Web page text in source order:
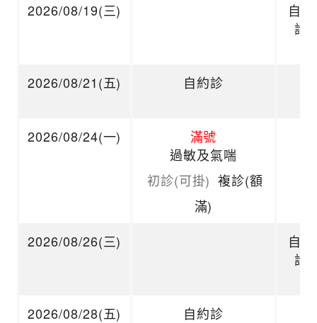
2026/08/19(三)
自約
診
2026/08/21(五) 自約診
2026/08/24(一)
滿號
過敏及氣喘
初診(可掛) 複診(額
滿)
2026/08/26(三)
自約
診
2026/08/28(五) 自約診